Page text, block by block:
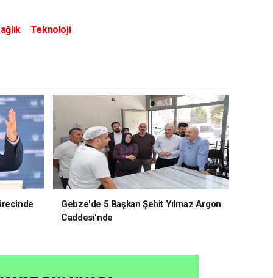
Teknoloji
Gebze'de 5 Başkan Şehit Yılmaz Argon
Caddesi'nde